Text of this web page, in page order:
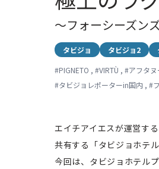
～フォーシーズン
タビジョ タビジョ2
#PIGNETO , #VIRTÙ , #アフタヌ
#タビジョレポーターin国内 , #
エイチアイエスが運営す
共有する「タビジョホテ
今回は、タビジョホテル